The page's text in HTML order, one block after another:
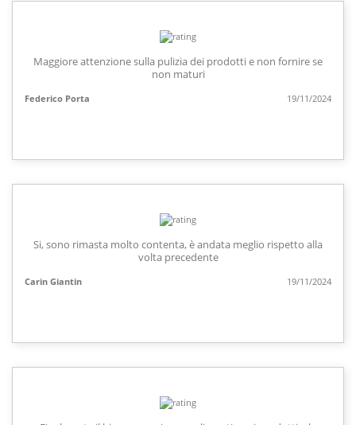
Maggiore attenzione sulla pulizia dei prodotti e non fornire se
non maturi
Federico Porta 19/11/2024
Si, sono rimasta molto contenta, è andata meglio rispetto alla
volta precedente
Carin Giantin 19/11/2024